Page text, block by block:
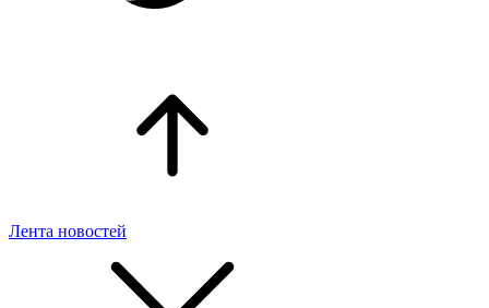
Лента новостей